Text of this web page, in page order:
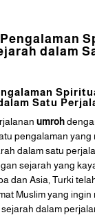
dalam
Satu
umroh
pengalaman yang
dalam satu
sejarah yang
dan Asia, Turki
Muslim yang ingin
dalam